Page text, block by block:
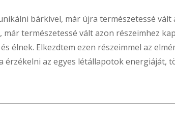
bárkivel, már újra természetessé
természetessé vált azon részeimhez
Elkezdtem ezen részeimmel az
az egyes létállapotok energiáját,